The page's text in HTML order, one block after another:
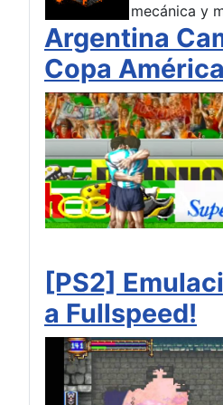
mecánica y
Argentina
Copa
[PS2]
a Fullspeed!